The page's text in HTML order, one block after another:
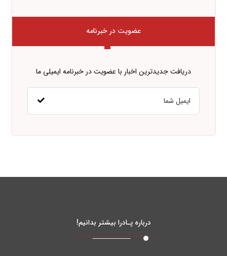
عضویت در خبرنامه
دریافت جدیدترین اخبار با عضویت در خبرنامه ایمیلی ما
درباره پـادرا بیشتر بدانیم!